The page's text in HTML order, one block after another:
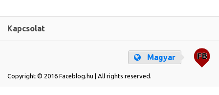
Kapcsolat
Magyar
Copyright © 2016 Faceblog.hu | All rights reserved.